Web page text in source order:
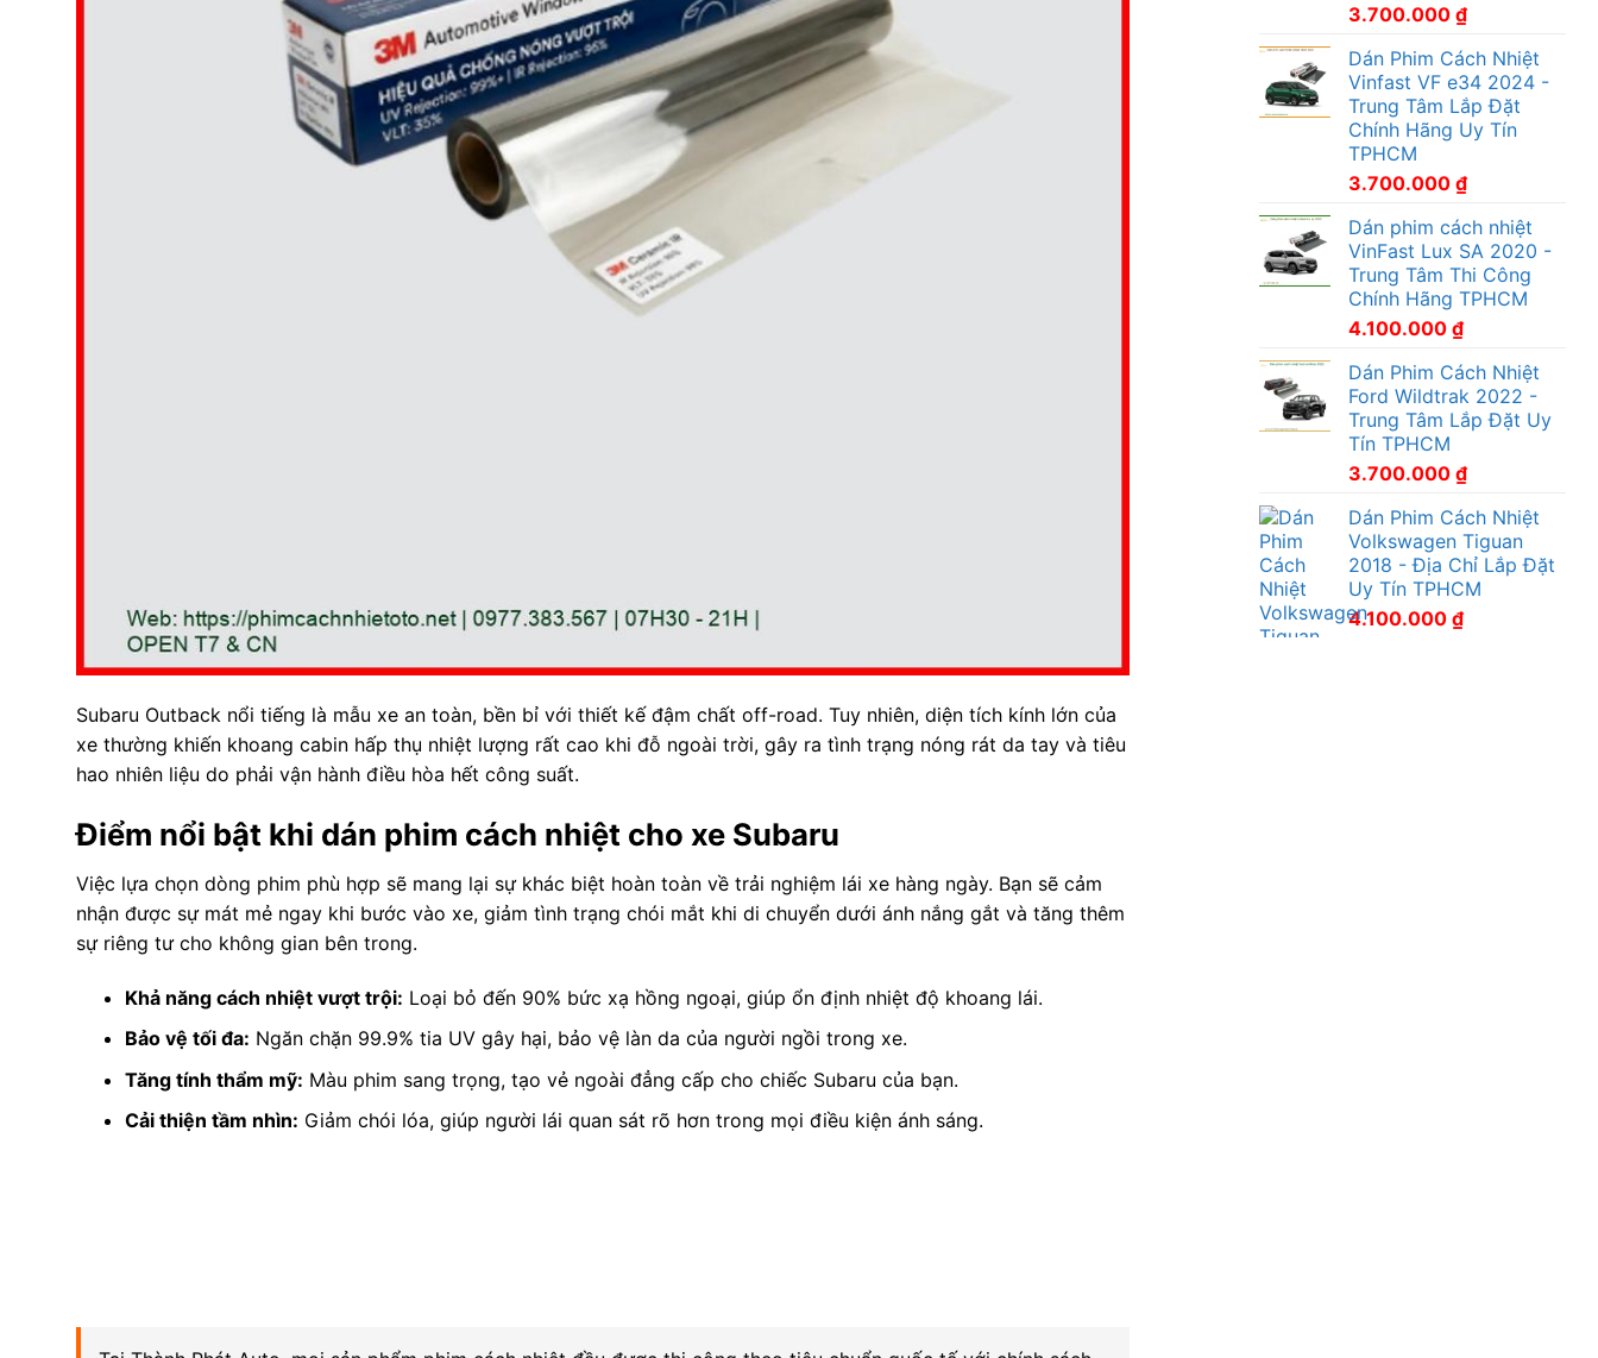
Subaru Outback nổi tiếng là mẫu xe an toàn, bền bỉ với thiết kế đậm chất off-road. Tuy nhiên, diện tích kính lớn của
xe thường khiến khoang cabin hấp thụ nhiệt lượng rất cao khi đỗ ngoài trời, gây ra tình trạng nóng rát da tay và tiêu
hao nhiên liệu do phải vận hành điều hòa hết công suất.
Điểm nổi bật khi dán phim cách nhiệt cho xe Subaru
Việc lựa chọn dòng phim phù hợp sẽ mang lại sự khác biệt hoàn toàn về trải nghiệm lái xe hàng ngày. Bạn sẽ cảm
nhận được sự mát mẻ ngay khi bước vào xe, giảm tình trạng chói mắt khi di chuyển dưới ánh nắng gắt và tăng thêm
sự riêng tư cho không gian bên trong.
Khả năng cách nhiệt vượt trội: Loại bỏ đến 90% bức xạ hồng ngoại, giúp ổn định nhiệt độ khoang lái.
Bảo vệ tối đa: Ngăn chặn 99.9% tia UV gây hại, bảo vệ làn da của người ngồi trong xe.
Tăng tính thẩm mỹ: Màu phim sang trọng, tạo vẻ ngoài đẳng cấp cho chiếc Subaru của bạn.
Cải thiện tầm nhìn: Giảm chói lóa, giúp người lái quan sát rõ hơn trong mọi điều kiện ánh sáng.
3.700.000 ₫
Dán Phim Cách Nhiệt
Vinfast VF e34 2024 -
Trung Tâm Lắp Đặt
Chính Hãng Uy Tín
TPHCM
3.700.000 ₫
Dán phim cách nhiệt
VinFast Lux SA 2020 -
Trung Tâm Thi Công
Chính Hãng TPHCM
4.100.000 ₫
Dán Phim Cách Nhiệt
Ford Wildtrak 2022 -
Trung Tâm Lắp Đặt Uy
Tín TPHCM
3.700.000 ₫
Dán Phim Cách Nhiệt
Volkswagen Tiguan
2018 - Địa Chỉ Lắp Đặt
Uy Tín TPHCM
4.100.000 ₫